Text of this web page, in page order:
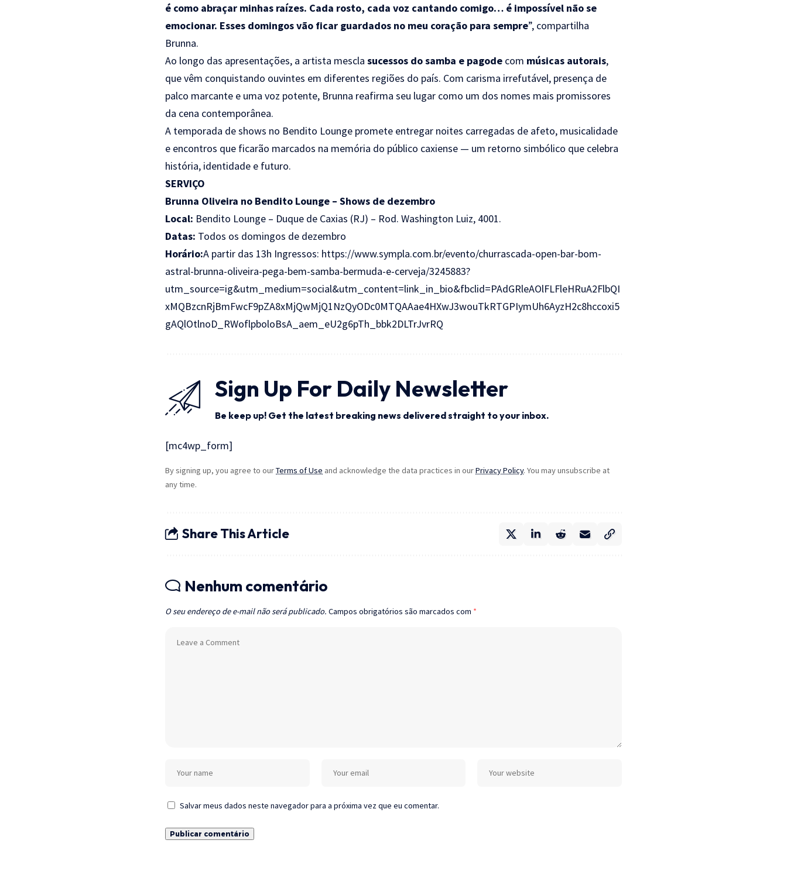
é como abraçar minhas raízes. Cada rosto, cada voz cantando comigo… é impossível não se
emocionar. Esses domingos vão ficar guardados no meu coração para sempre”, compartilha
Brunna.
Ao longo das apresentações, a artista mescla sucessos do samba e pagode com músicas autorais,
que vêm conquistando ouvintes em diferentes regiões do país. Com carisma irrefutável, presença de
palco marcante e uma voz potente, Brunna reafirma seu lugar como um dos nomes mais promissores
da cena contemporânea.
A temporada de shows no Bendito Lounge promete entregar noites carregadas de afeto, musicalidade
e encontros que ficarão marcados na memória do público caxiense — um retorno simbólico que celebra
história, identidade e futuro.
SERVIÇO
Brunna Oliveira no Bendito Lounge – Shows de dezembro
Local: Bendito Lounge – Duque de Caxias (RJ) – Rod. Washington Luiz, 4001.
Datas: Todos os domingos de dezembro
Horário:A partir das 13h Ingressos: https://www.sympla.com.br/evento/churrascada-open-bar-bom-
astral-brunna-oliveira-pega-bem-samba-bermuda-e-cerveja/3245883?
utm_source=ig&utm_medium=social&utm_content=link_in_bio&fbclid=PAdGRleAOlFLFleHRuA2FlbQI
xMQBzcnRjBmFwcF9pZA8xMjQwMjQ1NzQyODc0MTQAAae4HXwJ3wouTkRTGPIymUh6AyzH2c8hccoxi5
gAQlOtlnoD_RWoflpboloBsA_aem_eU2g6pTh_bbk2DLTrJvrRQ
Sign Up For Daily Newsletter
Be keep up! Get the latest breaking news delivered straight to your inbox.
[mc4wp_form]
By signing up, you agree to ourTerms of Use and acknowledge the data practices in ourPrivacy Policy. You may unsubscribe at
any time.
Share This Article
Nenhum comentário
O seu endereço de e-mail não será publicado. Campos obrigatórios são marcados com *
Salvar meus dados neste navegador para a próxima vez que eu comentar.